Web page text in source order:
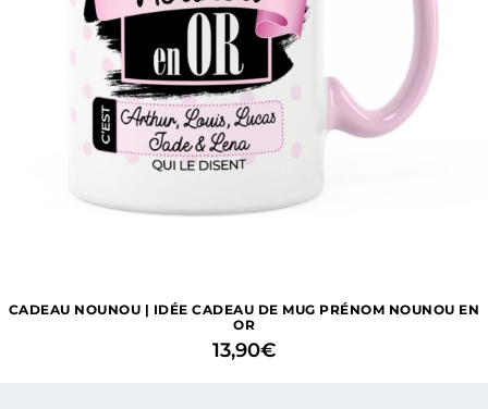
CADEAU NOUNOU | IDÉE CADEAU DE MUG PRÉNOM NOUNOU EN
OR
13,90€